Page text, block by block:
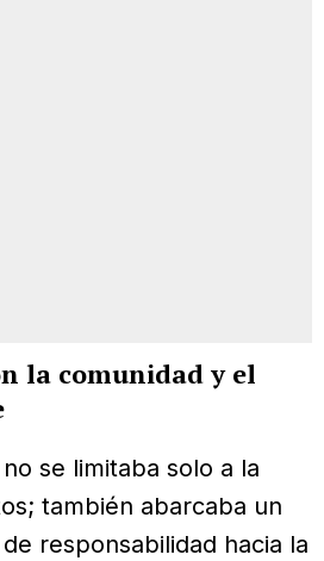
la comunidad y el
se limitaba solo a la
también abarcaba un
responsabilidad hacia la